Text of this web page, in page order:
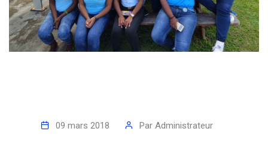
09 mars 2018 Par Administrateur